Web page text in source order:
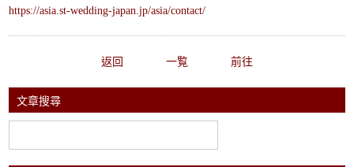
https://asia.st-wedding-japan.jp/asia/contact/
返回 一覧 前往
文章搜尋